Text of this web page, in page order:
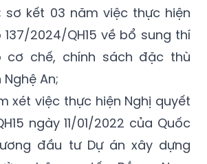
sơ kết 03 năm việc thực hiện
2024/QH15 về bổ sung thí
cơ chế, chính sách đặc thù
An;
xét việc thực hiện Nghị quyết
ngày 11/01/2022 của Quốc
đầu tư Dự án xây dựng